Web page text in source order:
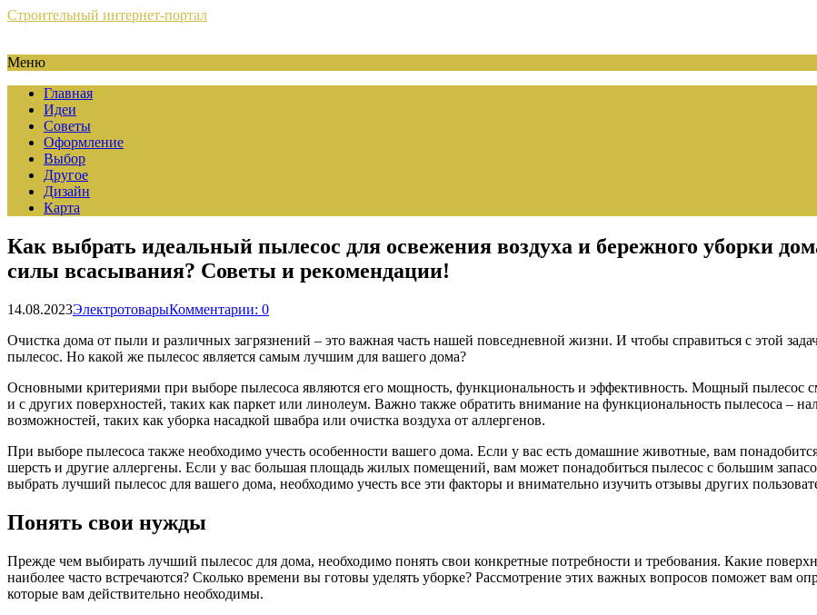
Строительный интернет-портал
Меню
Главная
Идеи
Советы
Оформление
Выбор
Другое
Дизайн
Карта
Как выбрать идеальный пылесос для освежения воздуха и бережного уборки
силы всасывания? Советы и рекомендации!
14.08.2023ЭлектротоварыКомментарии: 0
Очистка дома от пыли и различных загрязнений – это важная часть нашей повседневной жизни. И чтобы справиться с этой
пылесос. Но какой же пылесос является самым лучшим для вашего дома?
Основными критериями при выборе пылесоса являются его мощность, функциональность и эффективность. Мощный пылесос
и с других поверхностей, таких как паркет или линолеум. Важно также обратить внимание на функциональность пылесоса –
возможностей, таких как уборка насадкой швабра или очистка воздуха от аллергенов.
При выборе пылесоса также необходимо учесть особенности вашего дома. Если у вас есть домашние животные, вам
шерсть и другие аллергены. Если у вас большая площадь жилых помещений, вам может понадобиться пылесос с большим
выбрать лучший пылесос для вашего дома, необходимо учесть все эти факторы и внимательно изучить отзывы других
Понять свои нужды
Прежде чем выбирать лучший пылесос для дома, необходимо понять свои конкретные потребности и требования. Какие
наиболее часто встречаются? Сколько времени вы готовы уделять уборке? Рассмотрение этих важных вопросов поможет вам
которые вам действительно необходимы.